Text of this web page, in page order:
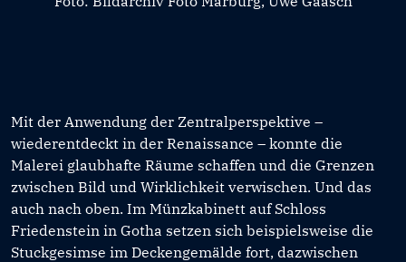
Mit der Anwendung der Zentralperspektive –
wiederentdeckt in der Renaissance – konnte die
Malerei glaubhafte Räume schaffen und die Grenzen
zwischen Bild und Wirklichkeit verwischen. Und das
auch nach oben. Im Münzkabinett auf Schloss
Friedenstein in Gotha setzen sich beispielsweise die
Stuckgesimse im Deckengemälde fort, dazwischen